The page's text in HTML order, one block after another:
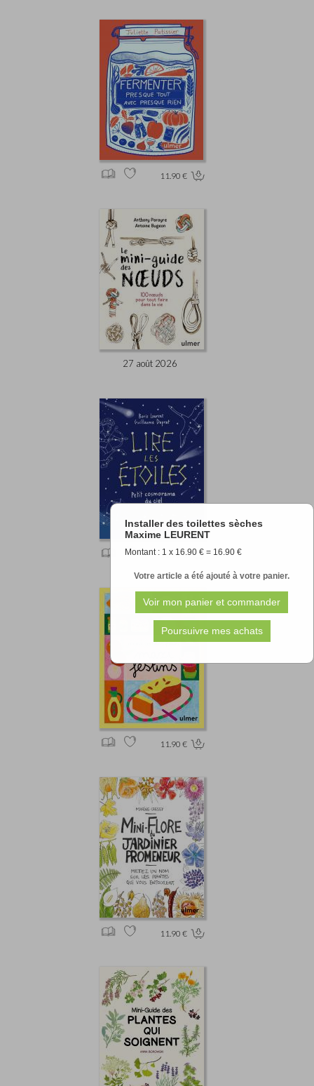
Installer des toilettes sèches
Maxime LEURENT
Montant : 1 x 16.90 € = 16.90 €
Votre article a été ajouté à votre panier.
11.90 €
27 août 2026
11.90 €
11.90 €
11.90 €